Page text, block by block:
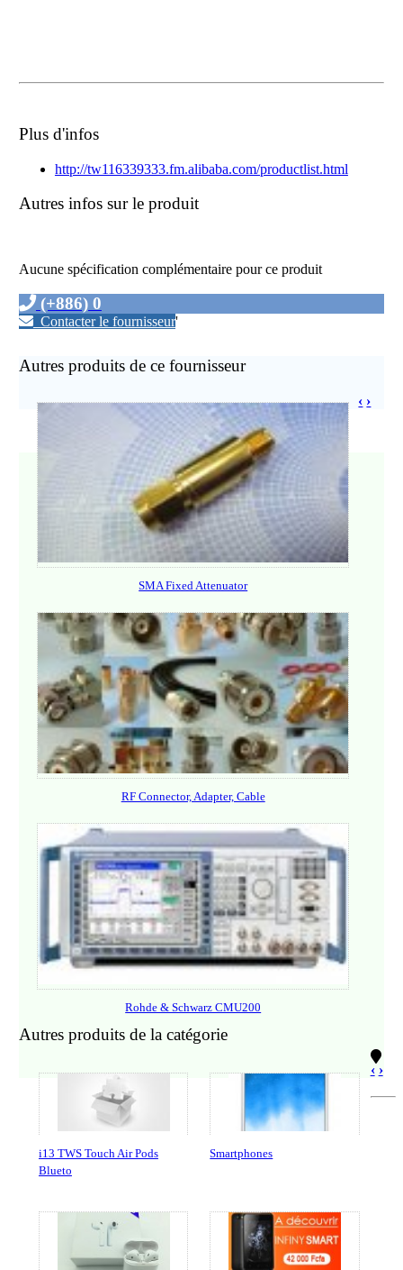
Plus d'infos
http://tw116339333.fm.alibaba.com/productlist.html
Autres infos sur le produit
Aucune spécification complémentaire pour ce produit
(+886) 0
Contacter le fournisseur'
Autres produits de ce fournisseur
SMA Fixed Attenuator
RF Connector, Adapter, Cable
Rohde & Schwarz CMU200
‹ ›
Autres produits de la catégorie
i13 TWS Touch Air Pods
Blueto
Smartphones
‹ ›